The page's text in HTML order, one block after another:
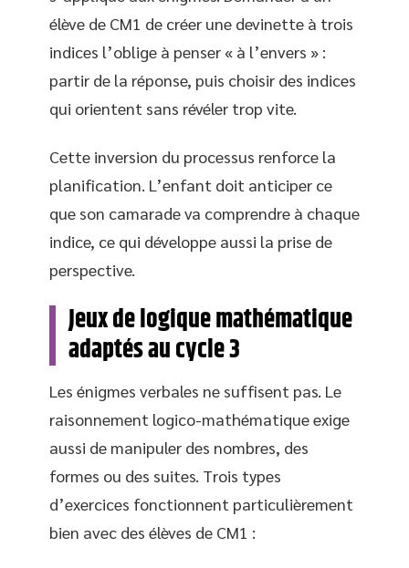
élève de CM1 de créer une devinette à trois
indices l’oblige à penser « à l’envers » :
partir de la réponse, puis choisir des indices
qui orientent sans révéler trop vite.
Cette inversion du processus renforce la
planification. L’enfant doit anticiper ce
que son camarade va comprendre à chaque
indice, ce qui développe aussi la prise de
perspective.
Jeux de logique mathématique
adaptés au cycle 3
Les énigmes verbales ne suffisent pas. Le
raisonnement logico-mathématique exige
aussi de manipuler des nombres, des
formes ou des suites. Trois types
d’exercices fonctionnent particulièrement
bien avec des élèves de CM1 :